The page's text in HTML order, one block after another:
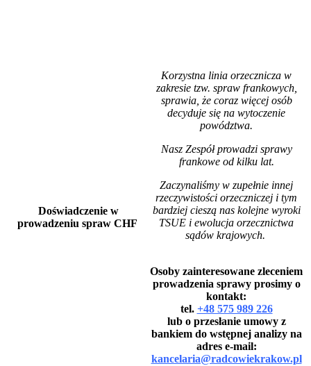
Doświadczenie w
prowadzeniu spraw CHF
Korzystna linia orzecznicza w
zakresie tzw. spraw frankowych,
sprawia, że coraz więcej osób
decyduje się na wytoczenie
powództwa.
Nasz Zespół prowadzi sprawy
frankowe od kilku lat.
Zaczynaliśmy w zupełnie innej
rzeczywistości orzeczniczej i tym
bardziej cieszą nas kolejne wyroki
TSUE i ewolucja orzecznictwa
sądów krajowych.
Osoby zainteresowane zleceniem
prowadzenia sprawy prosimy o
kontakt:
tel. +48 575 989 226
lub o przesłanie umowy z
bankiem do wstępnej analizy na
adres e-mail:
kancelaria@radcowiekrakow.pl